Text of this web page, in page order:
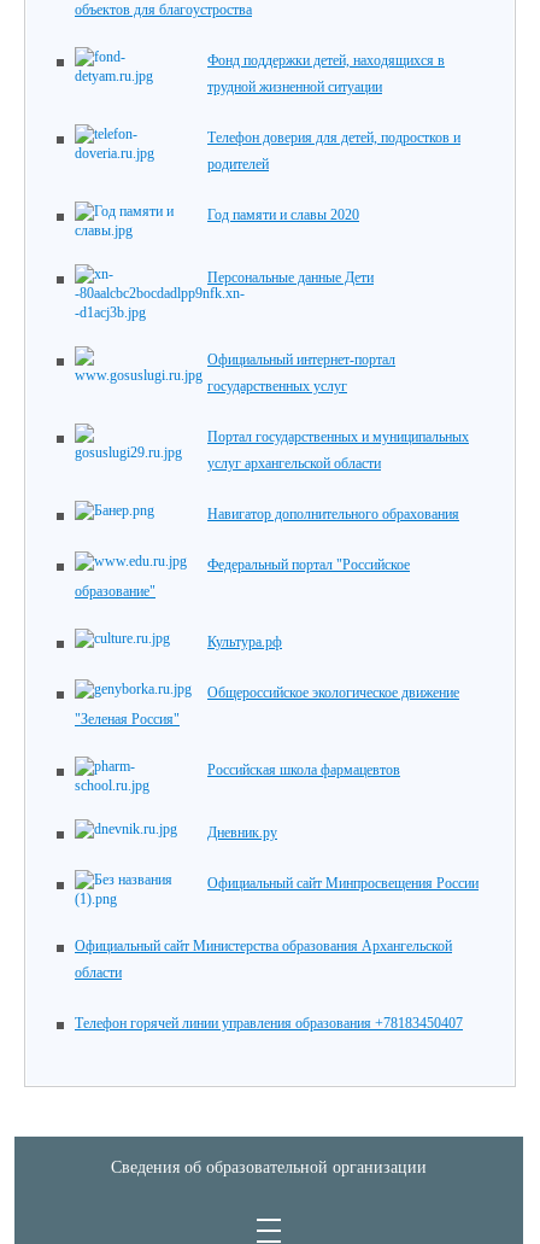
объектов для благоустроства
Фонд поддержки детей, находящихся в
трудной жизненной ситуации
Телефон доверия для детей, подростков и
родителей
Год памяти и славы 2020
Персональные данные Дети
Официальный интернет-портал
государственных услуг
Портал государственных и муниципальных
услуг архангельской области
Навигатор дополнительного обрахования
Федеральный портал "Российское
образование"
Культура.рф
Общероссийское экологическое движение
"Зеленая Россия"
Российская школа фармацевтов
Дневник.ру
Официальный сайт Минпросвещения России
Официальный сайт Министерства образования Архангельской
области
Телефон горячей линии управления образования +78183450407
Сведения об образовательной организации